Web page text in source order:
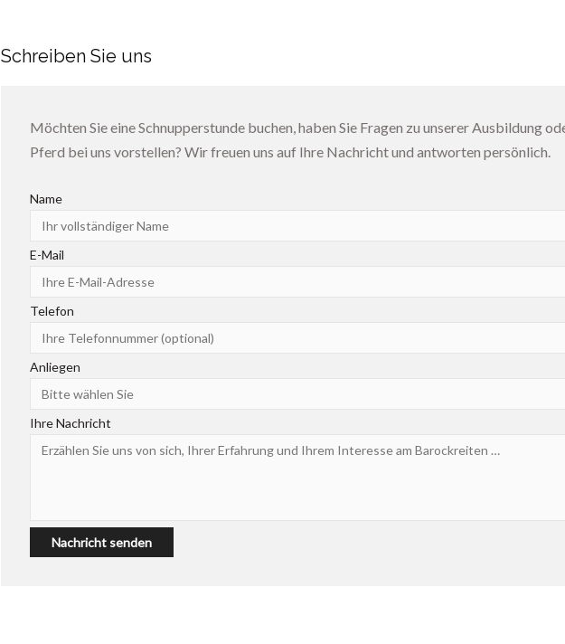
Schreiben Sie uns
Möchten Sie eine Schnupperstunde buchen, haben Sie Fragen zu unserer Ausbildung
Pferd bei uns vorstellen? Wir freuen uns auf Ihre Nachricht und antworten persönlich.
Name
E-Mail
Telefon
Anliegen
Ihre Nachricht
Nachricht senden